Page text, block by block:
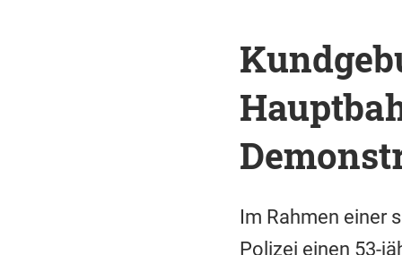
Im Rahmen einer
Polizei einen 53-